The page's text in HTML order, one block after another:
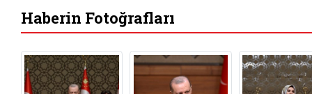
Haberin Fotoğrafları